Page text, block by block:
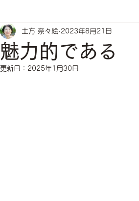
魅力的である
土方 奈々絵 2023年8月21日
更新日： 2025年1月30日